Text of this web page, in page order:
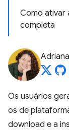
Como ativar
completa
Os usuários
os de
download e a